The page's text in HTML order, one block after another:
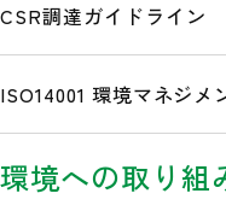
企業理念
沿革
広告・メディア情報
Eコマース/EDI(電子商取
CSR調達ガイドライン
ISO14001 環境マネジメ
環境への取り組
ミドリ安全のユニフォ